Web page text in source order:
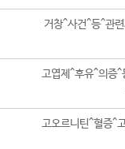
거창^사건^등^관
고엽제^후유^의증
고오르니틴^혈증^